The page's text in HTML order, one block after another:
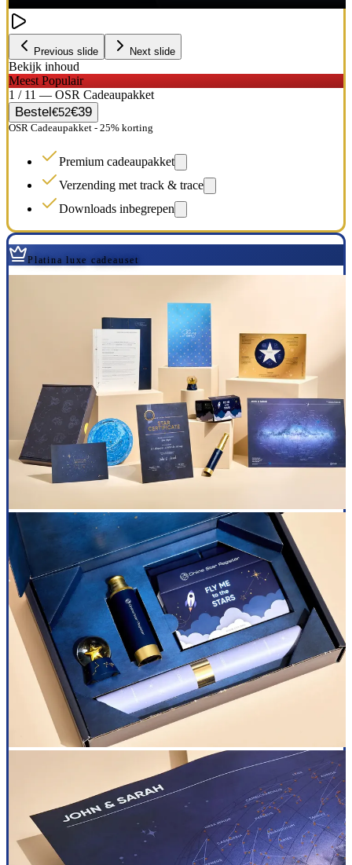
Previous slide Next slide
Bekijk inhoud
Meest Populair
1 / 11 — OSR Cadeaupakket
Bestel€52€39
OSR Cadeaupakket - 25% korting
Premium cadeaupakket
Verzending met track & trace
Downloads inbegrepen
Platina luxe cadeauset